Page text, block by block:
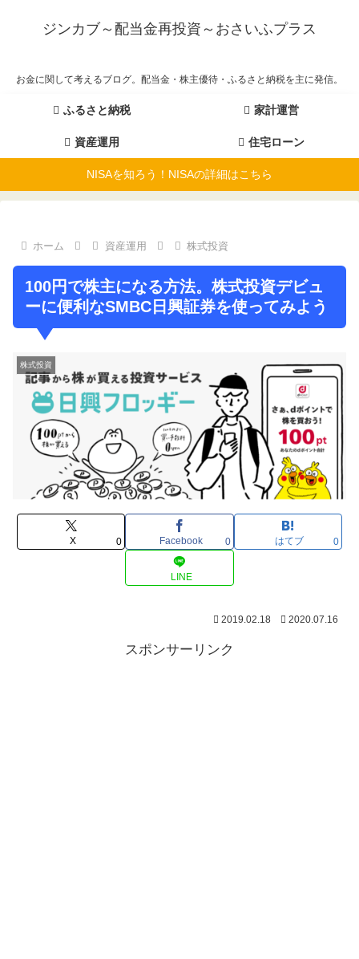
ジンカブ～配当金再投資～おさいふプラス
お金に関して考えるブログ。配当金・株主優待・ふるさと納税を主に発信。
ふるさと納税 家計運営
資産運用 住宅ローン
NISAを知ろう！NISAの詳細はこちら
ホーム 資産運用 株式投資
100円で株主になる方法。株式投資デビュ
ーに便利なSMBC日興証券を使ってみよう
株式投資
X 0 Facebook 0 はてブ 0
LINE
2019.02.18 2020.07.16
スポンサーリンク